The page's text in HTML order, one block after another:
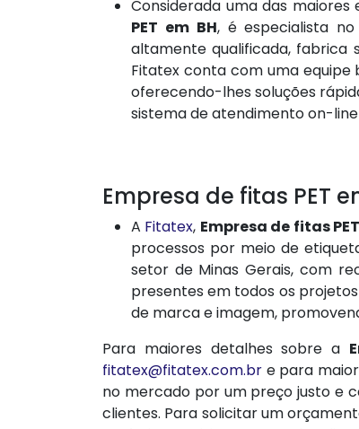
Considerada uma das
PET em BH, é especialista
altamente qualificada, fabrica
Fitatex conta com uma equipe
oferecendo-lhes soluções
sistema de atendimento on-
Empresa de fitas PET
A Fitatex, Empresa de fitas
processos por meio de
setor de Minas Gerais, com
presentes em todos os
de marca e imagem,
Para maiores detalhes sobre a
fitatex@fitatex.com.br e para
no mercado por um preço justo e
clientes. Para solicitar um